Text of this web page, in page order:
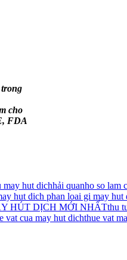
cho
FDA
may hut dichhải quanho so lam
hut dich phan loai gi may
HÚT DỊCH MỚI NHẤTthu
vat cua may hut dichthue vat